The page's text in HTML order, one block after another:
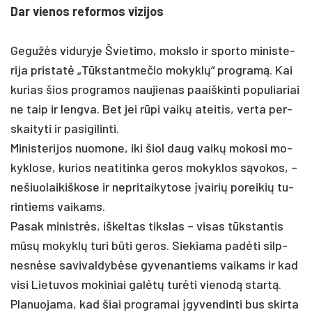
Dar vie­nos re­for­mos vi­zi­jos
Ge­gužės vi­du­ry­je Švie­ti­mo, moks­lo ir spor­to mi­nis­te­
ri­ja pri­statė „Tūkstant­me­čio mo­kyklų“ pro­gramą. Kai
ku­rias šios pro­gra­mos nau­jie­nas paaiš­kin­ti po­pu­lia­riai
ne taip ir leng­va. Bet jei rūpi vaikų atei­tis, ver­ta per­
skai­ty­ti ir pa­si­gi­lin­ti.
Mi­nis­te­ri­jos nuo­mo­ne, iki šiol daug vaikų mo­ko­si mo­
kyk­lo­se, ku­rios nea­ti­tin­ka ge­ros mo­kyk­los sąvo­kos, –
ne­šiuo­lai­kiš­ko­se ir ne­pri­tai­ky­to­se įvai­rių po­rei­kių tu­
rin­tiems vai­kams.
Pa­sak mi­nistrės, iš­kel­tas tiks­las – vi­sas tūkstan­tis
mūsų mo­kyklų tu­ri būti ge­ros. Sie­kia­ma pa­dėti silp­
nesnė­se sa­vi­val­dybė­se gy­ve­nan­tiems vai­kams ir kad
vi­si Lie­tu­vos mo­ki­niai galėtų turė­ti vie­nodą startą.
Pla­nuo­ja­ma, kad šiai pro­gra­mai įgy­ven­din­ti bus skir­ta